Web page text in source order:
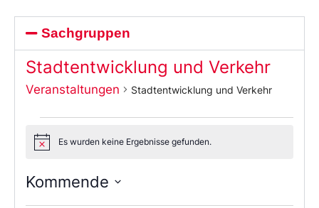
Sachgruppen
Stadtentwicklung und Verkehr
Veranstaltungen Stadtentwicklung und Verkehr
NoticeEs wurden keine Ergebnisse gefunden.
Kommende